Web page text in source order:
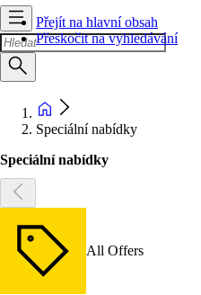
Přejít na hlavní obsah
Přeskočit na vyhledávání
Speciální nabídky
Speciální nabídky
All Offers